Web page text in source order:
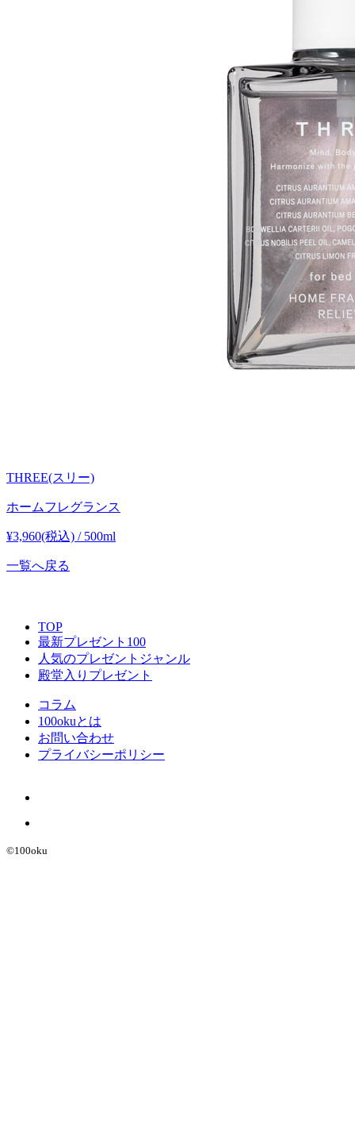
THREE(スリー)
ホームフレグランス
¥3,960(税込) / 500ml
一覧へ戻る
TOP
最新プレゼント100
人気のプレゼントジャンル
殿堂入りプレゼント
コラム
100okuとは
お問い合わせ
プライバシーポリシー
©︎100oku